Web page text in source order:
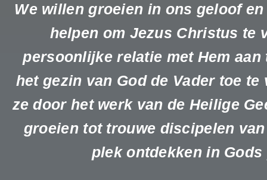
We willen groeien in ons geloof
helpen om Jezus Christus te
persoonlijke relatie met Hem aan
het gezin van God de Vader toe te
ze door het werk van de Heilige
groeien tot trouwe discipelen
plek ontdekken in Gods